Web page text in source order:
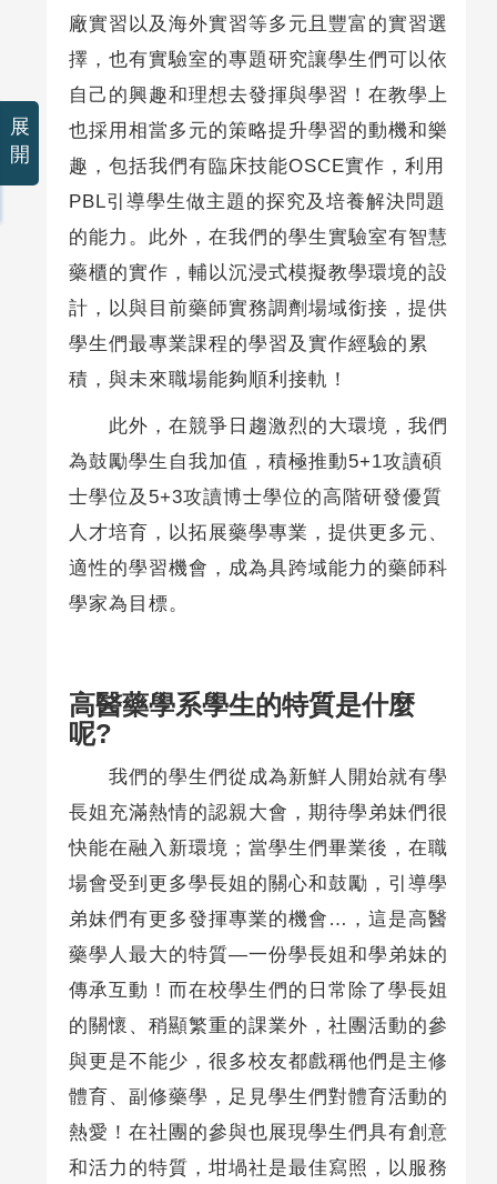
廠實習以及海外實習等多元且豐富的實習選
擇，也有實驗室的專題研究讓學生們可以依
自己的興趣和理想去發揮與學習！在教學上
也採用相當多元的策略提升學習的動機和樂
趣，包括我們有臨床技能OSCE實作，利用
PBL引導學生做主題的探究及培養解決問題
的能力。此外，在我們的學生實驗室有智慧
藥櫃的實作，輔以沉浸式模擬教學環境的設
計，以與目前藥師實務調劑場域銜接，提供
學生們最專業課程的學習及實作經驗的累
積，與未來職場能夠順利接軌！
此外，在競爭日趨激烈的大環境，我們
為鼓勵學生自我加值，積極推動5+1攻讀碩
士學位及5+3攻讀博士學位的高階研發優質
人才培育，以拓展藥學專業，提供更多元、
適性的學習機會，成為具跨域能力的藥師科
學家為目標。
高醫藥學系學生的特質是什麼
呢?
我們的學生們從成為新鮮人開始就有學
長姐充滿熱情的認親大會，期待學弟妹們很
快能在融入新環境；當學生們畢業後，在職
場會受到更多學長姐的關心和鼓勵，引導學
弟妹們有更多發揮專業的機會…，這是高醫
藥學人最大的特質—一份學長姐和學弟妹的
傳承互動！而在校學生們的日常除了學長姐
的關懷、稍顯繁重的課業外，社團活動的參
與更是不能少，很多校友都戲稱他們是主修
體育、副修藥學，足見學生們對體育活動的
熱愛！在社團的參與也展現學生們具有創意
和活力的特質，坩堝社是最佳寫照，以服務
展
開